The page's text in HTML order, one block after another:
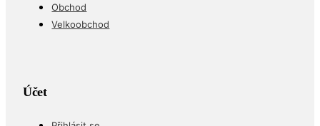
Obchod
Velkoobchod
Účet